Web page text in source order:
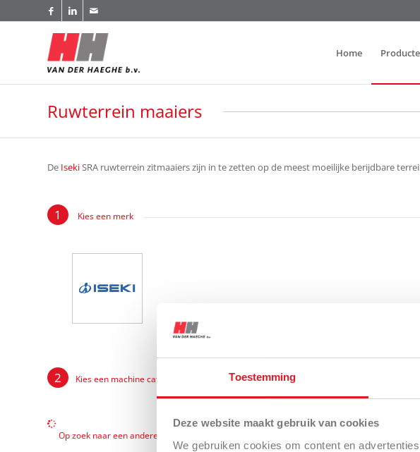
Toestemming
Deze website maakt gebruik van cookies
We gebruiken cookies om content en
Home
Ruwterrein maaiers
De IsekiSRA ruwterrein zitmaaiers zijn in te zetten op de meest moeilijke berijdbare
Kies een merk
Kies een machine categorie
Op zoek naar een andere categorie van machines? Maak hier uw keuze.